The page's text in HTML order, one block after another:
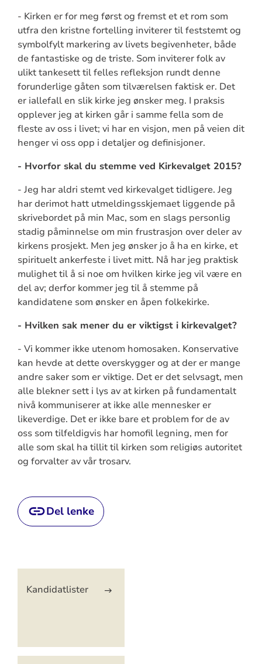
- Kirken er for meg først og fremst et et rom som
utfra den kristne fortelling inviterer til feststemt og
symbolfylt markering av livets begivenheter, både
de fantastiske og de triste. Som inviterer folk av
ulikt tankesett til felles refleksjon rundt denne
forunderlige gåten som tilværelsen faktisk er. Det
er iallefall en slik kirke jeg ønsker meg. I praksis
opplever jeg at kirken går i samme fella som de
fleste av oss i livet; vi har en visjon, men på veien dit
henger vi oss opp i detaljer og definisjoner.
- Hvorfor skal du stemme ved Kirkevalget 2015?
- Jeg har aldri stemt ved kirkevalget tidligere. Jeg
har derimot hatt utmeldingsskjemaet liggende på
skrivebordet på min Mac, som en slags personlig
stadig påminnelse om min frustrasjon over deler av
kirkens prosjekt. Men jeg ønsker jo å ha en kirke, et
spirituelt ankerfeste i livet mitt. Nå har jeg praktisk
mulighet til å si noe om hvilken kirke jeg vil være en
del av; derfor kommer jeg til å stemme på
kandidatene som ønsker en åpen folkekirke.
- Hvilken sak mener du er viktigst i kirkevalget?
- Vi kommer ikke utenom homosaken. Konservative
kan hevde at dette overskygger og at der er mange
andre saker som er viktige. Det er det selvsagt, men
alle blekner sett i lys av at kirken på fundamentalt
nivå kommuniserer at ikke alle mennesker er
likeverdige. Det er ikke bare et problem for de av
oss som tilfeldigvis har homofil legning, men for
alle som skal ha tillit til kirken som religiøs autoritet
og forvalter av vår trosarv.
Del lenke
Kandidatlister